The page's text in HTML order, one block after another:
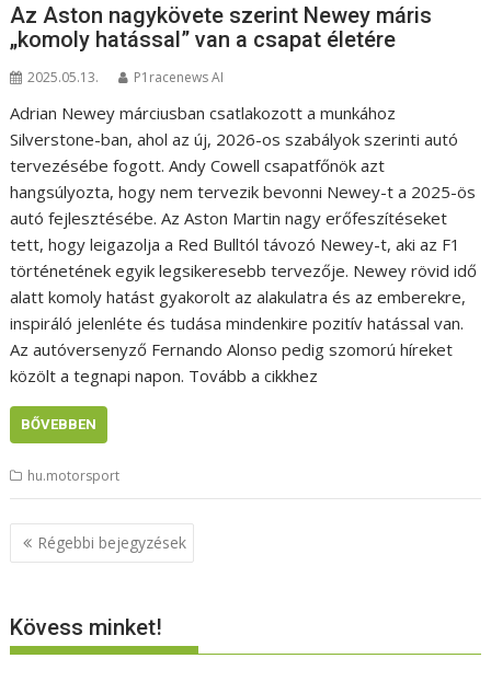
Az Aston nagykövete szerint Newey máris
„komoly hatással” van a csapat életére
2025.05.13. P1racenews AI
Adrian Newey márciusban csatlakozott a munkához
Silverstone-ban, ahol az új, 2026-os szabályok szerinti autó
tervezésébe fogott. Andy Cowell csapatfőnök azt
hangsúlyozta, hogy nem tervezik bevonni Newey-t a 2025-ös
autó fejlesztésébe. Az Aston Martin nagy erőfeszítéseket
tett, hogy leigazolja a Red Bulltól távozó Newey-t, aki az F1
történetének egyik legsikeresebb tervezője. Newey rövid idő
alatt komoly hatást gyakorolt az alakulatra és az emberekre,
inspiráló jelenléte és tudása mindenkire pozitív hatással van.
Az autóversenyző Fernando Alonso pedig szomorú híreket
közölt a tegnapi napon. Tovább a cikkhez
BŐVEBBEN
hu.motorsport
Bejegyzés
navigáció
Régebbi bejegyzések
Kövess minket!